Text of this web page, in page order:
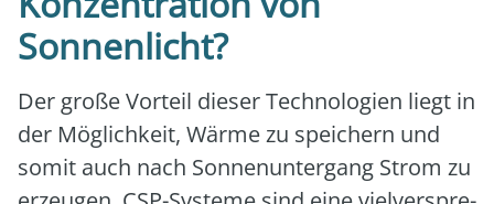
Sonnenlicht?
Der gro­ße Vor­teil die­ser Tech­no­lo­gien liegt in
der Mög­lich­keit, Wär­me zu spei­chern und
somit auch nach Son­nen­un­ter­gang Strom zu